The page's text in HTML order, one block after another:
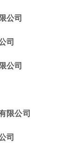
公司
司
公司
限公司
司